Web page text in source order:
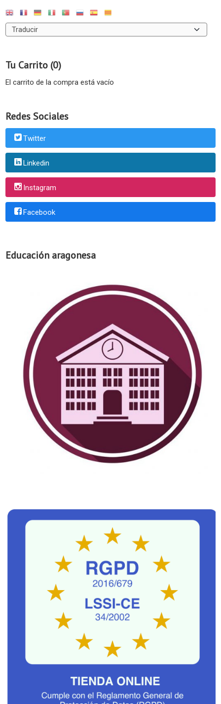
Tu Carrito (0)
El carrito de la compra está vacío
Redes Sociales
Twitter
Linkedin
Instagram
Facebook
Educación aragonesa